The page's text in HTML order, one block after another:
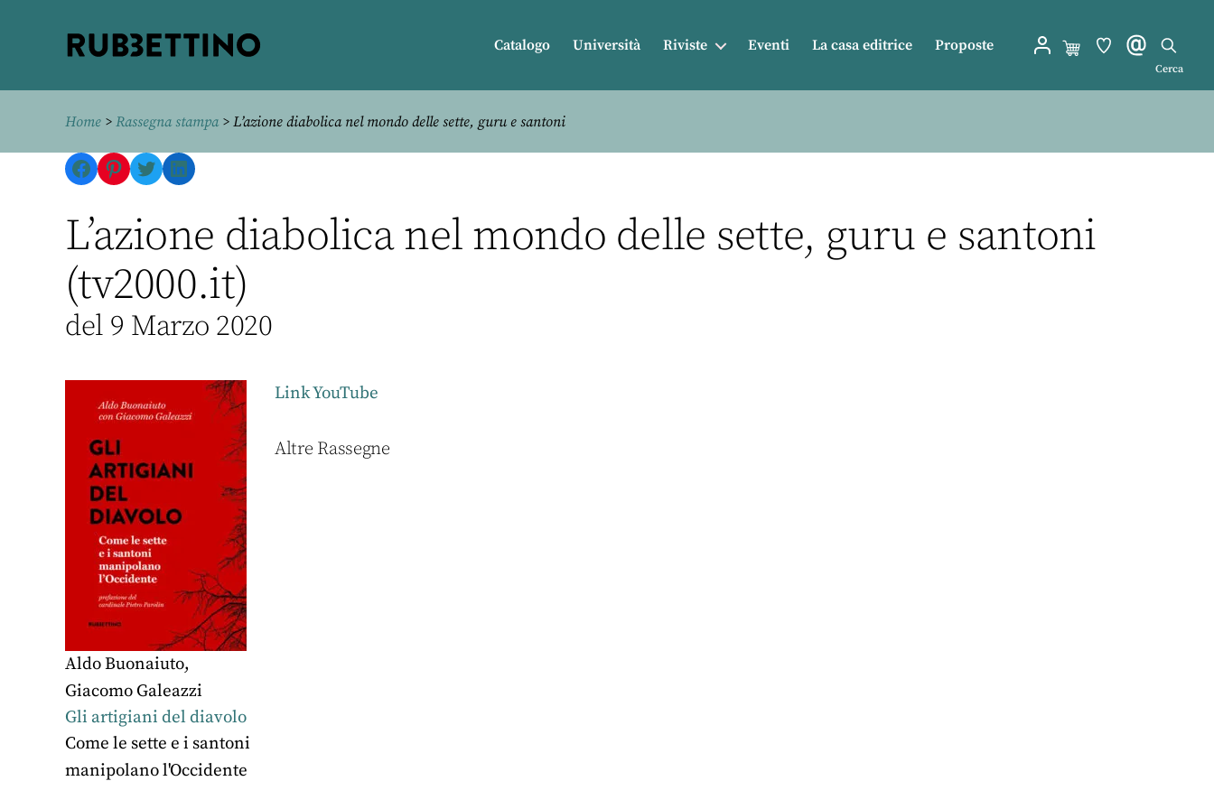
Catalogo Università Riviste Eventi La casa editrice Proposte
Cerca
Home > Rassegna stampa> L’azione diabolica nel mondo delle sette, guru e santoni
Facebook
Pinterest
TwitterLinkedIn
L’azione diabolica nel mondo delle sette, guru e santoni
(tv2000.it)
del 9 Marzo 2020
Aldo Buonaiuto,
Giacomo Galeazzi
Gli artigiani del diavolo
Come le sette e i santoni
manipolano l'Occidente
Link YouTube
Altre Rassegne